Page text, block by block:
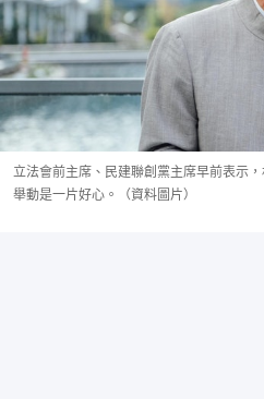
立法會前主席、民建聯創黨主席早前表示
舉動是一片好心。（資料圖片）